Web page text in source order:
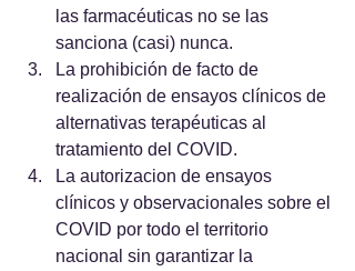
las farmacéuticas no se las
sanciona (casi) nunca.
La prohibición de facto de
realización de ensayos clínicos de
alternativas terapéuticas al
tratamiento del COVID.
La autorizacion de ensayos
clínicos y observacionales sobre el
COVID por todo el territorio
nacional sin garantizar la